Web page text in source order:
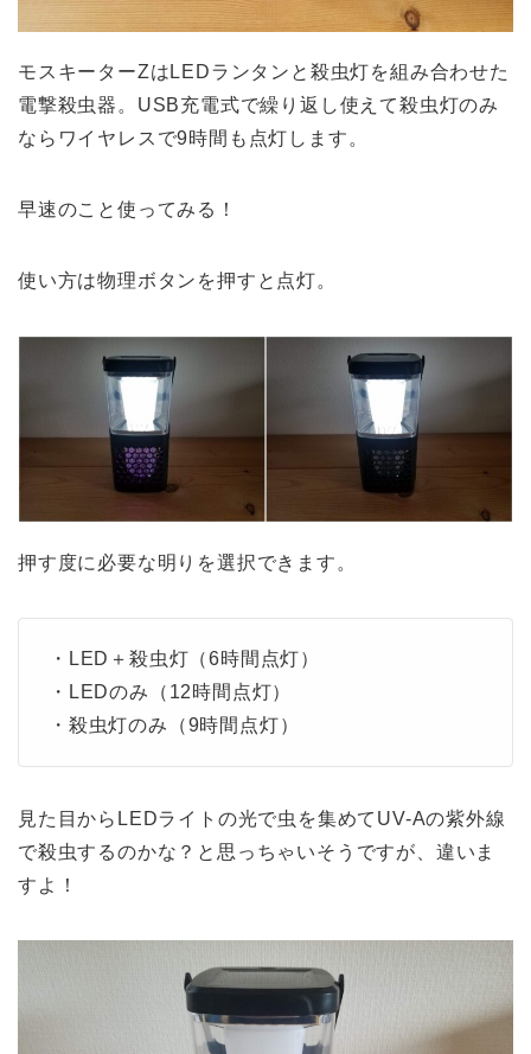
モスキーターZはLEDランタンと殺虫灯を組み合わせた
電撃殺虫器。USB充電式で繰り返し使えて殺虫灯のみ
ならワイヤレスで9時間も点灯します。
早速のこと使ってみる！
使い方は物理ボタンを押すと点灯。
押す度に必要な明りを選択できます。
・LED＋殺虫灯（6時間点灯）
・LEDのみ（12時間点灯）
・殺虫灯のみ（9時間点灯）
見た目からLEDライトの光で虫を集めてUV-Aの紫外線
で殺虫するのかな？と思っちゃいそうですが、違いま
すよ！